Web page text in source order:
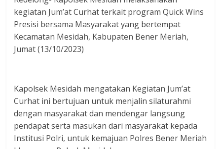
kegiatan Jum’at Curhat terkait program Quick Wins
Presisi bersama Masyarakat yang bertempat
Kecamatan Mesidah, Kabupaten Bener Meriah,
Jumat (13/10/2023)
Kapolsek Mesidah mengatakan Kegiatan Jum’at
Curhat ini bertujuan untuk menjalin silaturahmi
dengan masyarakat dan mendengar langsung
pendapat serta masukan dari masyarakat kepada
Institusi Polri, untuk kemajuan Polres Bener Meriah